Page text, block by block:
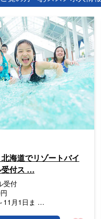
北海道でリゾートバイ
付ス …
受付
11月1日ま …